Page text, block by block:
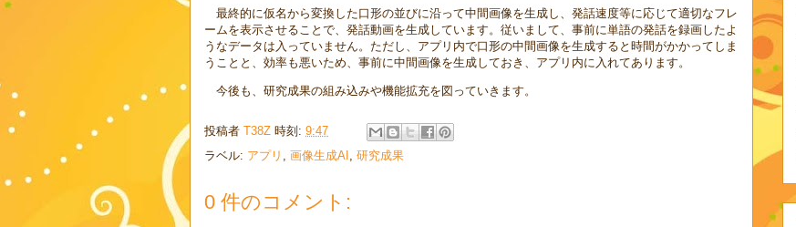
最終的に仮名から変換した口形の並びに沿って中間画像を生成し、発話速度等に応じて適切なフレ
ームを表示させることで、発話動画を生成しています。従いまして、事前に単語の発話を録画したよ
うなデータは入っていません。ただし、アプリ内で口形の中間画像を生成すると時間がかかってしま
うことと、効率も悪いため、事前に中間画像を生成しておき、アプリ内に入れてあります。
今後も、研究成果の組み込みや機能拡充を図っていきます。
投稿者 T38Z 時刻: 9:47
ラベル: アプリ , 画像生成AI , 研究成果
0 件のコメント: